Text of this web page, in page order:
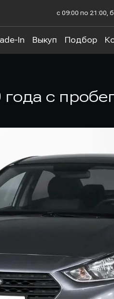
с 09:00 по 21:00,
In Выкуп Подбор
с